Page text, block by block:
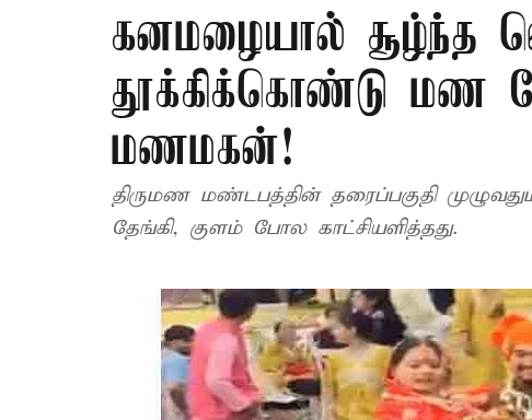
கனமழையால்
தூக்கிக்கொண்டு மண
மணமகன்!
திருமண மண்டபத்தின் தரைப்பகுதி
தேங்கி, குளம் போல காட்சியளித்தது.